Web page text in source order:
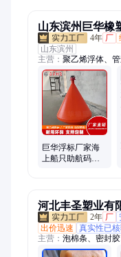
山东滨州巨华橡
4年 厂
山东滨州
主营： 聚乙烯浮体、
巨华浮标厂家海
上船只助航码头
河北丰圣塑业有
2年 厂
出价迅速
真实性已
主营： 泡棉条、密封
酯弹性胶、聚乙烯发